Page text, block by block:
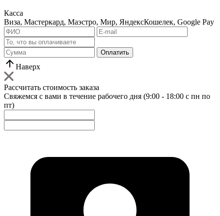
Касса
Виза, Мастеркард, Маэстро, Мир, ЯндексКошелек, Google Pay
Оплатить
Наверх
Рассчитать стоимость заказа
Свяжемся с вами в течение рабочего дня (9:00 - 18:00 с пн по
пт)